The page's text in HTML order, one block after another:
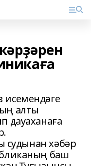
исемендәге
алты
дауаханаға
хәбәр
баш